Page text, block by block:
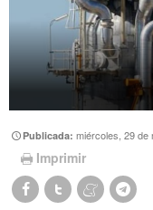
Publicada:miércoles, 29 de
Imprimir